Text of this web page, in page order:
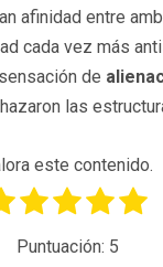
afinidad entre
cada vez más
de
las
este contenido.
Puntuación: 5